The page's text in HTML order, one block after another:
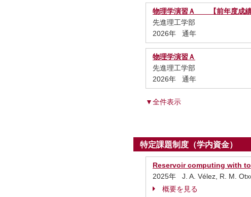
物理学演習Ａ 【前年度成績
先進理工学部
2026年 通年
物理学演習Ａ
先進理工学部
2026年 通年
▼全件表示
特定課題制度（学内資金）
Reservoir computing with
2025年 J. A. Vélez, R. M.
概要を見る